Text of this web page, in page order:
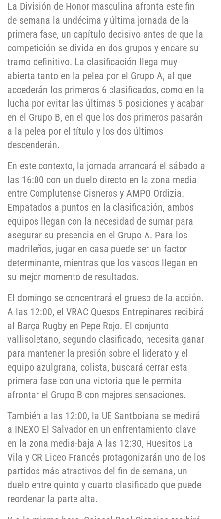
La División de Honor masculina afronta este fin
de semana la undécima y última jornada de la
primera fase, un capítulo decisivo antes de que la
competición se divida en dos grupos y encare su
tramo definitivo. La clasificación llega muy
abierta tanto en la pelea por el Grupo A, al que
accederán los primeros 6 clasificados, como en la
lucha por evitar las últimas 5 posiciones y acabar
en el Grupo B, en el que los dos primeros pasarán
a la pelea por el título y los dos últimos
descenderán.
En este contexto, la jornada arrancará el sábado a
las 16:00 con un duelo directo en la zona media
entre Complutense Cisneros y AMPO Ordizia.
Empatados a puntos en la clasificación, ambos
equipos llegan con la necesidad de sumar para
asegurar su presencia en el Grupo A. Para los
madrileños, jugar en casa puede ser un factor
determinante, mientras que los vascos llegan en
su mejor momento de resultados.
El domingo se concentrará el grueso de la acción.
A las 12:00, el VRAC Quesos Entrepinares recibirá
al Barça Rugby en Pepe Rojo. El conjunto
vallisoletano, segundo clasificado, necesita ganar
para mantener la presión sobre el liderato y el
equipo azulgrana, colista, buscará cerrar esta
primera fase con una victoria que le permita
afrontar el Grupo B con mejores sensaciones.
También a las 12:00, la UE Santboiana se medirá
a INEXO El Salvador en un enfrentamiento clave
en la zona media-baja A las 12:30, Huesitos La
Vila y CR Liceo Francés protagonizarán uno de los
partidos más atractivos del fin de semana, un
duelo entre quinto y cuarto clasificado que puede
reordenar la parte alta.